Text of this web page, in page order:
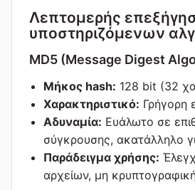
Λεπτομερής
υποστηριζόμενων
MD5 (Message Digest
Μήκος hash: 128 bit (32
Χαρακτηριστικό: Γρήγορη
Αδυναμία: Ευάλωτο σε
σύγκρουσης, ακατάλληλο
Παράδειγμα χρήσης:
αρχείων, μη